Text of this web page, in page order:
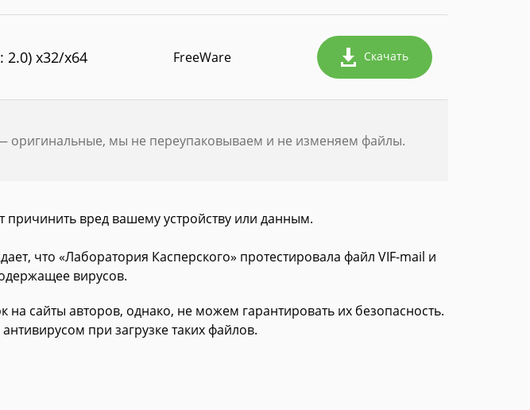
2.0) x32/x64 FreeWare Скачать
оригинальные, мы не переупаковываем и не изменяем файлы.
вред вашему устройству или данным.
что «Лаборатория Касперского» протестировала файл VIF-mail и
вирусов.
сайты авторов, однако, не можем гарантировать их безопасность.
при загрузке таких файлов.